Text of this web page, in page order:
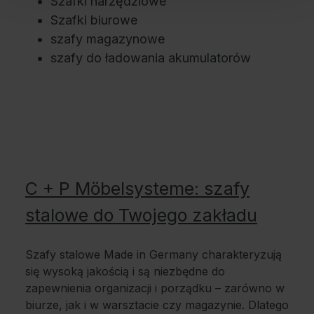
Szafki biurowe
szafy magazynowe
szafy do ładowania akumulatorów
C + P Möbelsysteme: szafy
stalowe do Twojego zakładu
Szafy stalowe Made in Germany charakteryzują
się wysoką jakością i są niezbędne do
zapewnienia organizacji i porządku – zarówno w
biurze, jak i w warsztacie czy magazynie. Dlatego